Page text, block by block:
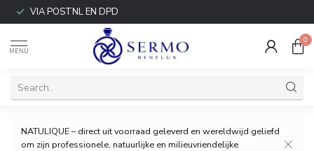
VIA POSTNL EN DPD
MENU
0
NATULIQUE – direct uit voorraad geleverd en wereldwijd geliefd
om zijn professionele, natuurlijke en milieuvriendelijke